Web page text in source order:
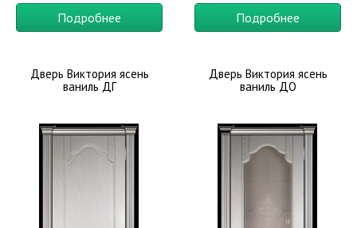
Подробнее Подробнее
Дверь Виктория ясень
ваниль ДГ
Дверь Виктория ясень
ваниль ДО